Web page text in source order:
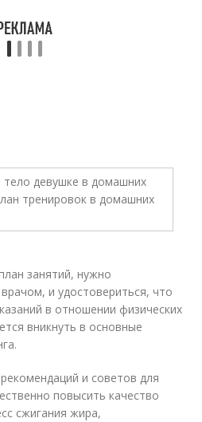
занятий, нужно
и удостовериться, что
в отношении физических
вникнуть в основные
и советов для
повысить качество
сжигания жира,